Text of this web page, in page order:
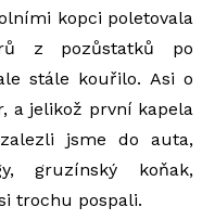
kopci poletovala
z pozůstatků po
stále kouřilo. Asi o
a jelikož první kapela
jsme do auta,
gruzínský koňak,
trochu pospali.